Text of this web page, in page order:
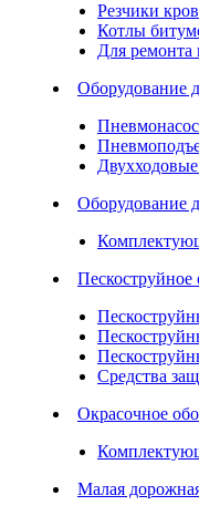
Резчики
Котлы
Для ремонта
Оборудование
Оборудование
Пескоструйное
Средства
Окрасочное
Малая